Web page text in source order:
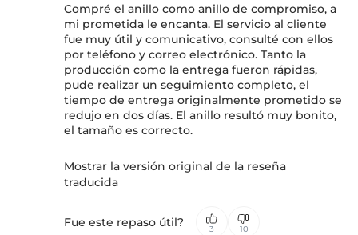
Compré el anillo como anillo de compromiso, a
mi prometida le encanta. El servicio al cliente
fue muy útil y comunicativo, consulté con ellos
por teléfono y correo electrónico. Tanto la
producción como la entrega fueron rápidas,
pude realizar un seguimiento completo, el
tiempo de entrega originalmente prometido se
redujo en dos días. El anillo resultó muy bonito,
el tamaño es correcto.
Mostrar la versión original de la reseña
traducida
Fue este repaso útil? 3 10